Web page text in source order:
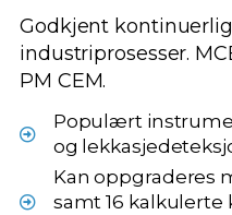
Godkjent
industriprosesser.
PM CEM.
Populært
og
Kan oppgraderes
samt 16 kalkulerte